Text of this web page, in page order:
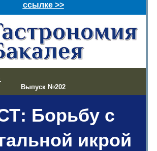
ссылке >>
Выпуск №202
Борьбу с
икрой